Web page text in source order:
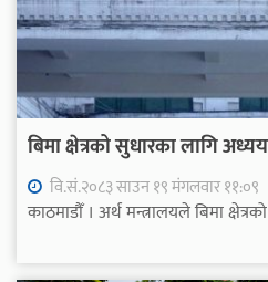
बिमा क्षेत्रको सुधारका लागि
वि.सं.२०८३ साउन १९ मंगलवार ११:०९
काठमाडौँ । अर्थ मन्त्रालयले बिमा